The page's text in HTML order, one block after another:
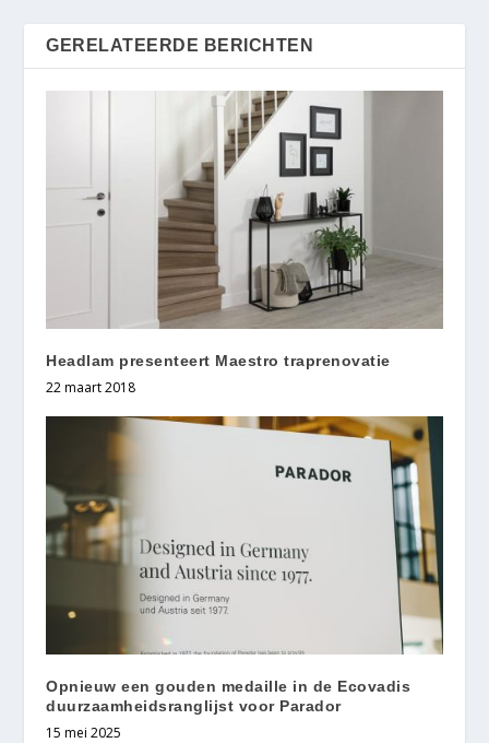
GERELATEERDE BERICHTEN
Headlam presenteert Maestro traprenovatie
22 maart 2018
Opnieuw een gouden medaille in de Ecovadis
duurzaamheidsranglijst voor Parador
15 mei 2025